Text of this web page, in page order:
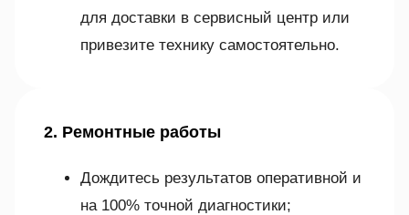
для доставки в сервисный центр или
привезите технику самостоятельно.
2. Ремонтные работы
Дождитесь результатов оперативной и
на 100% точной диагностики;